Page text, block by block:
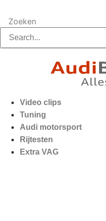
Zoeken
Video clips
Tuning
Audi motorsport
Rijtesten
Extra VAG